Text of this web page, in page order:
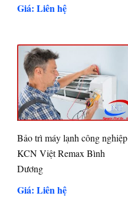
Giá: Liên hệ
Bảo trì máy lạnh công nghiệp
KCN Việt Remax Bình
Dương
Giá: Liên hệ